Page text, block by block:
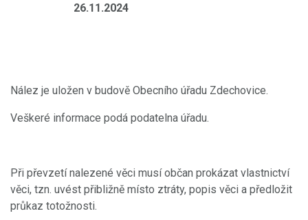
26.11.2024
Nález je uložen v budově Obecního úřadu Zdechovice.
Veškeré informace podá podatelna úřadu.
Při převzetí nalezené věci musí občan prokázat vlastnictví
věci, tzn. uvést přibližně místo ztráty, popis věci a předložit
průkaz totožnosti.